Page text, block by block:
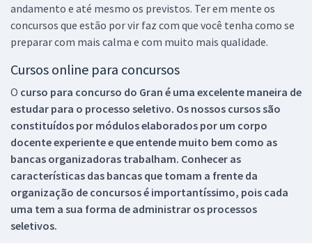
andamento e até mesmo os previstos. Ter em mente os
concursos que estão por vir faz com que você tenha como se
preparar com mais calma e com muito mais qualidade.
Cursos online para concursos
O curso para concurso do Gran é uma excelente maneira de
estudar para o processo seletivo. Os nossos cursos são
constituídos por módulos elaborados por um corpo
docente experiente e que entende muito bem como as
bancas organizadoras trabalham. Conhecer as
características das bancas que tomam a frente da
organização de concursos é importantíssimo, pois cada
uma tem a sua forma de administrar os processos
seletivos.